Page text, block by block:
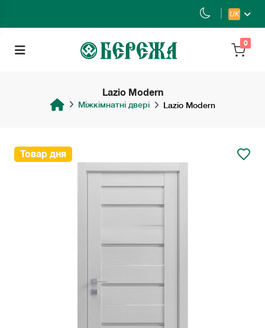
UK
0
Lazio Modern
Міжкімнатні двері Lazio Modern
Товар дня